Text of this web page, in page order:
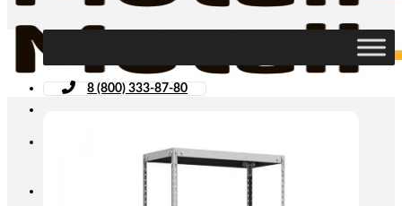
8 (800) 333-87-80